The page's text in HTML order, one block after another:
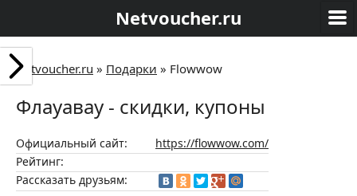
Netvoucher.ru
Netvoucher.ru » Подарки » Flowwow
Флауавау - скидки, купоны
Официальный сайт:
https://flowwow.com/
Рейтинг:
Рассказать друзьям: